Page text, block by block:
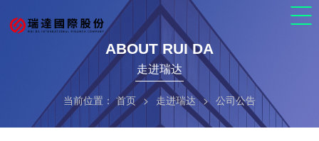
ABOUT RUI DA
走进瑞达
当前位置：首页 > 走进瑞达 > 公司公告